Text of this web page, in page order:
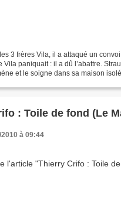
3 frères Vila, il a attaqué un
Vila paniquait : il a dû l’abattre.
et le soigne dans sa maison
: Toile de fond (Le
à 09:44